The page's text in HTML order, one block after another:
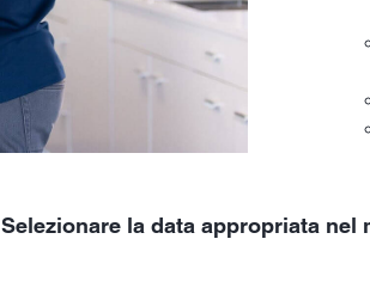
Selezionare la data appropriata nel